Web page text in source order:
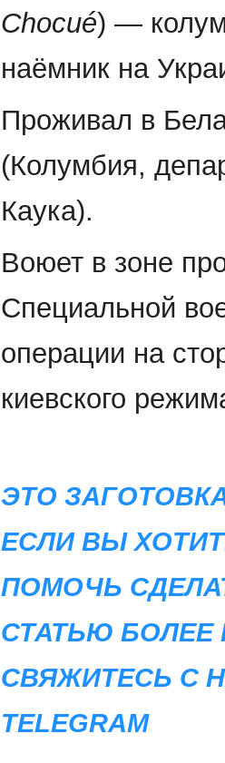
Chocué) —
наёмник на
Проживал в
(Колумбия,
Каука).
Воюет в зоне
Специальной
операции на
киевского
ЭТО
ЕСЛИ ВЫ
ПОМОЧЬ
СТАТЬЮ БОЛЕЕ
СВЯЖИТЕСЬ С
TELEGRAM